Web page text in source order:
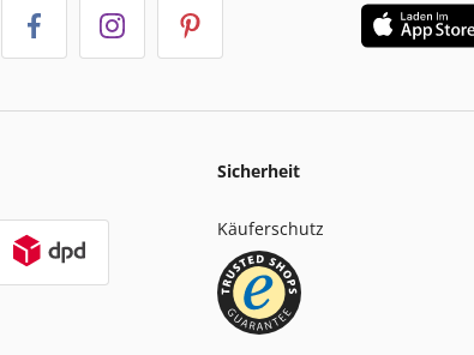
Sicherheit
Käuferschutz